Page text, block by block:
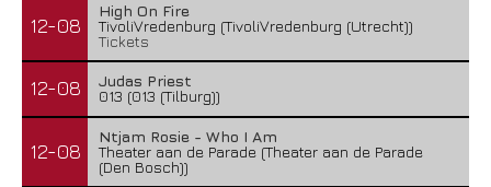
12-08
High On Fire
TivoliVredenburg (TivoliVredenburg (Utrecht))
Tickets
12-08
Judas Priest
013 (013 (Tilburg))
12-08
Ntjam Rosie - Who I Am
Theater aan de Parade (Theater aan de Parade
(Den Bosch))